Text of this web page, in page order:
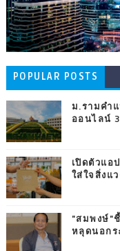
POPULAR POSTS
ม.รามคำ
ออนไลน์
เปิดตัวแอ
ใส่ใจสิ่งแ
"สมพงษ์"
หลุดนอกร